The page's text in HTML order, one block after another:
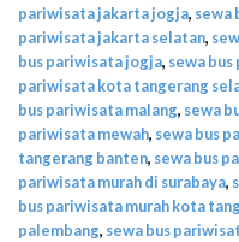
pariwisata jakarta jogja, sewa
pariwisata jakarta selatan,
bus pariwisata jogja, sewa
pariwisata kota tangerang
bus pariwisata malang, sewa
pariwisata mewah, sewa bus
tangerang banten, sewa bus
pariwisata murah di surabaya,
bus pariwisata murah kota
palembang, sewa bus